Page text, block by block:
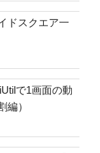
ドスクエア一
で1画面の動
編）